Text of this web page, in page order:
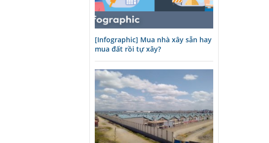
[Infographic] Mua nhà xây sẵn hay
mua đất rồi tự xây?